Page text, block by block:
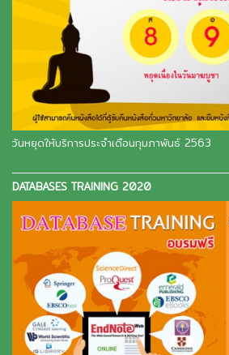
วันหยุดให้บริการประจำเดือนกุมภาพันธ์ 2563
DATABASES TRAINING 2020